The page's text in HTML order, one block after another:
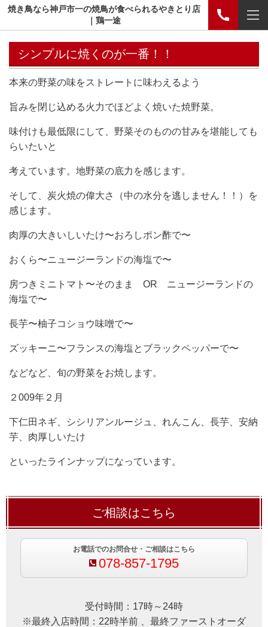
焼き鳥なら神戸市一の焼鳥が食べられるやきとり店
｜鶏一途
シンプルに焼くのが一番！！
本来の野菜の味をストレートに味わえるよう
旨みを閉じ込める火力でほどよく焼いた焼野菜。
味付けも最低限にして、野菜そのものの甘みを堪能しても
らいたいと
考えています。地野菜の底力を感じます。
そして、炭火焼の偉大さ（中の水分を逃しません！！）を
感じます。
肉厚の大きいしいたけ〜おろしポン酢で〜
おくら〜ニュージーランドの海塩で〜
房つきミニトマト〜そのまま OR ニュージーランドの
海塩で〜
長芋〜柚子コショウ味噌で〜
ズッキーニ〜フランスの海塩とブラックペッパーで〜
などなど、旬の野菜をお焼します。
２009年２月
下仁田ネギ、シシリアンルージュ、れんこん、長芋、安納
芋、肉厚しいたけ
といったラインナップになっています。
ご相談はこちら
お電話でのお問合せ・ご相談はこちら
078-857-1795
受付時間：17時～24時
※最終入店時間：22時半前 、最終ファーストオーダ